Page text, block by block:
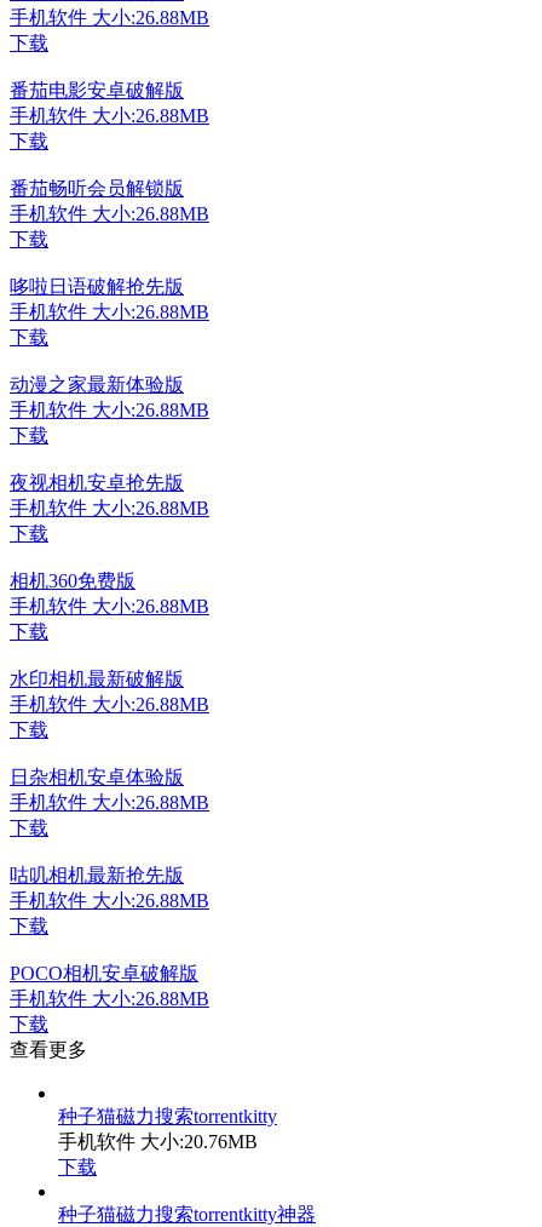
手机软件 大小:26.88MB
下载
番茄电影安卓破解版
手机软件 大小:26.88MB
下载
番茄畅听会员解锁版
手机软件 大小:26.88MB
下载
哆啦日语破解抢先版
手机软件 大小:26.88MB
下载
动漫之家最新体验版
手机软件 大小:26.88MB
下载
夜视相机安卓抢先版
手机软件 大小:26.88MB
下载
相机360免费版
手机软件 大小:26.88MB
下载
水印相机最新破解版
手机软件 大小:26.88MB
下载
日杂相机安卓体验版
手机软件 大小:26.88MB
下载
咕叽相机最新抢先版
手机软件 大小:26.88MB
下载
POCO相机安卓破解版
手机软件 大小:26.88MB
下载
查看更多
种子猫磁力搜索torrentkitty
手机软件 大小:20.76MB
下载
种子猫磁力搜索torrentkitty神器